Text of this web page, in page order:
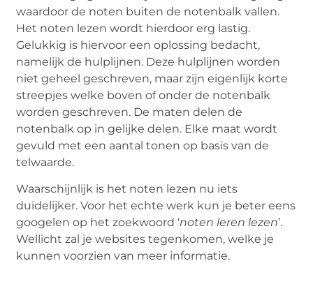
waardoor de noten buiten de notenbalk vallen.
Het noten lezen wordt hierdoor erg lastig.
Gelukkig is hiervoor een oplossing bedacht,
namelijk de hulplijnen. Deze hulplijnen worden
niet geheel geschreven, maar zijn eigenlijk korte
streepjes welke boven of onder de notenbalk
worden geschreven. De maten delen de
notenbalk op in gelijke delen. Elke maat wordt
gevuld met een aantal tonen op basis van de
telwaarde.
Waarschijnlijk is het noten lezen nu iets
duidelijker. Voor het echte werk kun je beter eens
googelen op het zoekwoord ‘noten leren lezen’.
Wellicht zal je websites tegenkomen, welke je
kunnen voorzien van meer informatie.